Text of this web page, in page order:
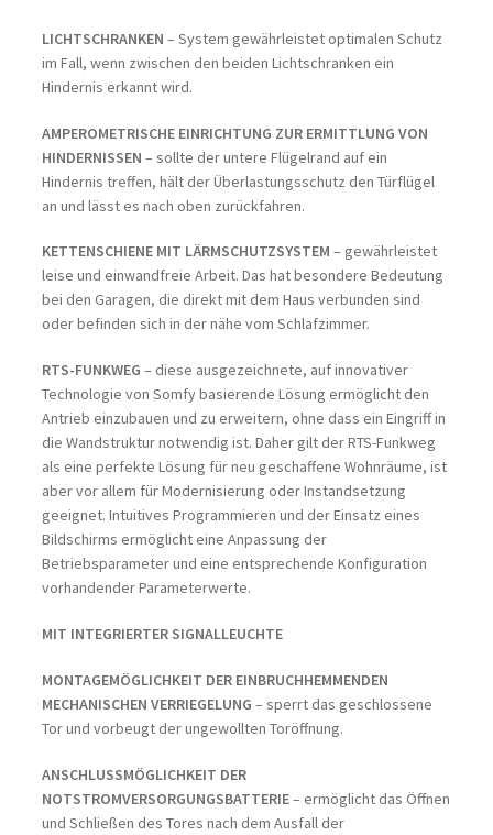
LICHTSCHRANKEN – System gewährleistet optimalen Schutz
im Fall, wenn zwischen den beiden Lichtschranken ein
Hindernis erkannt wird.
AMPEROMETRISCHE EINRICHTUNG ZUR ERMITTLUNG VON
HINDERNISSEN – sollte der untere Flügelrand auf ein
Hindernis treffen, hält der Überlastungsschutz den Türflügel
an und lässt es nach oben zurückfahren.
KETTENSCHIENE MIT LÄRMSCHUTZSYSTEM – gewährleistet
leise und einwandfreie Arbeit. Das hat besondere Bedeutung
bei den Garagen, die direkt mit dem Haus verbunden sind
oder befinden sich in der nähe vom Schlafzimmer.
RTS-FUNKWEG – diese ausgezeichnete, auf innovativer
Technologie von Somfy basierende Lösung ermöglicht den
Antrieb einzubauen und zu erweitern, ohne dass ein Eingriff in
die Wandstruktur notwendig ist. Daher gilt der RTS-Funkweg
als eine perfekte Lösung für neu geschaffene Wohnräume, ist
aber vor allem für Modernisierung oder Instandsetzung
geeignet. Intuitives Programmieren und der Einsatz eines
Bildschirms ermöglicht eine Anpassung der
Betriebsparameter und eine entsprechende Konfiguration
vorhandender Parameterwerte.
MIT INTEGRIERTER SIGNALLEUCHTE
MONTAGEMÖGLICHKEIT DER EINBRUCHHEMMENDEN
MECHANISCHEN VERRIEGELUNG – sperrt das geschlossene
Tor und vorbeugt der ungewollten Toröffnung.
ANSCHLUSSMÖGLICHKEIT DER
NOTSTROMVERSORGUNGSBATTERIE– ermöglicht das Öffnen
und Schließen des Tores nach dem Ausfall der